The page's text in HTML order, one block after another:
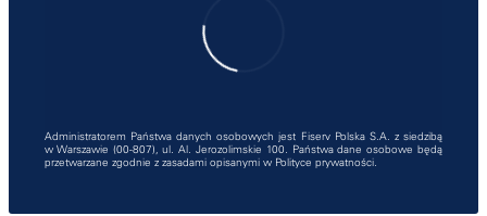
Administratorem Państwa danych osobowych jest Fiserv Polska S.A. z siedzibą
w Warszawie (00-807), ul. Al. Jerozolimskie 100. Państwa dane osobowe będą
przetwarzane zgodnie z zasadami opisanymi w Polityce prywatności.